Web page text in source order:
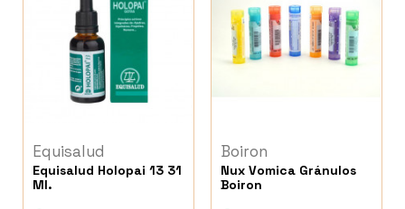
Equisalud
Equisalud Holopai 13 31
Ml.
Boiron
Nux Vomica Gránulos
Boiron